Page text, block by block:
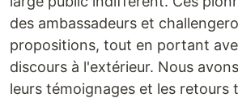
des ambassadeurs et
propositions, tout en portant
discours à l'extérieur. Nous
leurs témoignages et les retours